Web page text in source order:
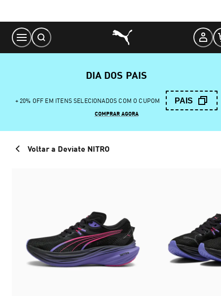
Content
DIA DOS PAIS
+ 20% OFF EM ITENS SELECIONADOS COM O CUPOM PAIS
COMPRAR AGORA
Voltar a Deviate NITRO